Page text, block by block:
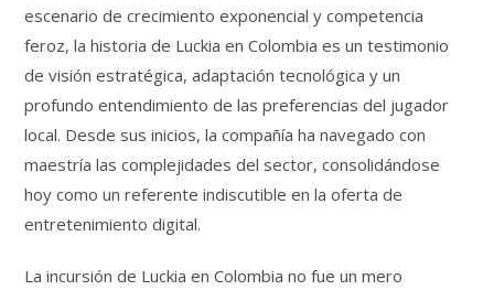
escenario de crecimiento exponencial y competencia
feroz, la historia de Luckia en Colombia es un testimonio
de visión estratégica, adaptación tecnológica y un
profundo entendimiento de las preferencias del jugador
local. Desde sus inicios, la compañía ha navegado con
maestría las complejidades del sector, consolidándose
hoy como un referente indiscutible en la oferta de
entretenimiento digital.
La incursión de Luckia en Colombia no fue un mero